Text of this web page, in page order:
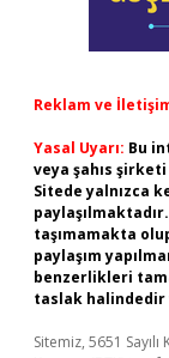
Reklam ve
Yasal Uyarı: Bu
veya şahıs
Sitede yalnızca
taşımamakta
paylaşım
benzerlikleri
taslak halindedir
Sitemiz, 5651